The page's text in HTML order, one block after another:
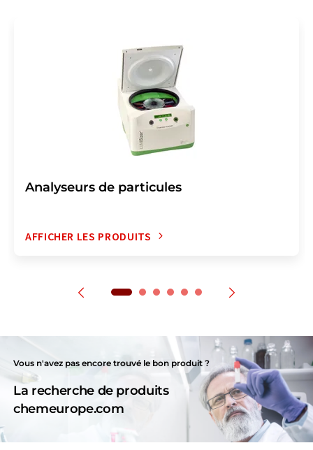
Analyseurs de particules
AFFICHER LES PRODUITS
Vous n'avez pas encore trouvé le bon produit ?
La recherche de produits
chemeurope.com